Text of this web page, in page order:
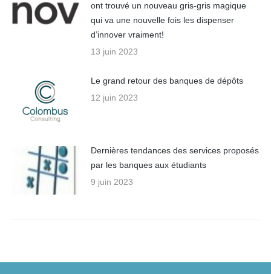
ont trouvé un nouveau gris-gris magique
qui va une nouvelle fois les dispenser
d’innover vraiment!
13 juin 2023
Le grand retour des banques de dépôts
12 juin 2023
Dernières tendances des services proposés
par les banques aux étudiants
9 juin 2023